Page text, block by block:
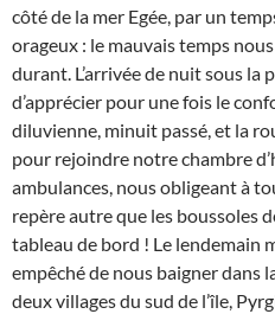
côté de la mer Egée, par un
orageux : le mauvais temps
durant. L’arrivée de nuit sous la
d’apprécier pour une fois le
diluvienne, minuit passé, et la
pour rejoindre notre chambre
ambulances, nous obligeant à
repère autre que les boussoles
tableau de bord ! Le lendemain
empêché de nous baigner dans
deux villages du sud de l’île,